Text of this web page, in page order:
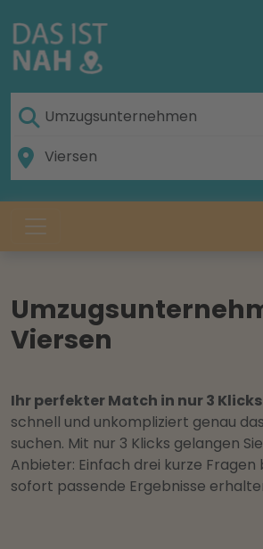
Viersen
Ihr perfekter Match in nur 3
schnell und unkompliziert genau
suchen. Mit nur 3 Klicks gelangen
Anbieter: Einfach drei kurze
sofort passende Ergebnisse